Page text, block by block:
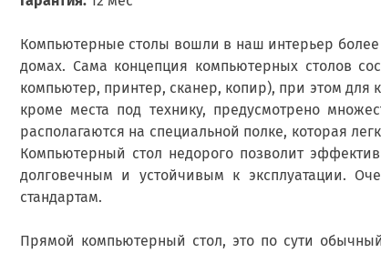
Компьютерные столы вошли в наш интерьер более
домах. Сама концепция компьютерных столов
компьютер, принтер, сканер, копир), при этом для
кроме места под технику, предусмотрено
располагаются на специальной полке, которая
Компьютерный стол недорого позволит
долговечным и устойчивым к эксплуатации.
стандартам.
Прямой компьютерный стол, это по сути